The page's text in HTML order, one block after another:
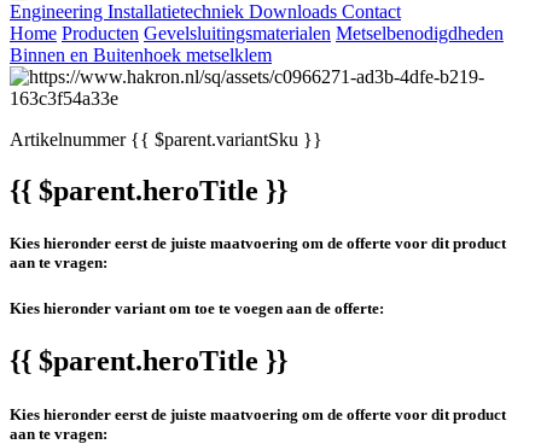
Engineering Installatietechniek Downloads Contact
Home Producten Gevelsluitingsmaterialen Metselbenodigdheden
Binnen en Buitenhoek metselklem
Artikelnummer{{ $parent.variantSku }}
{{ $parent.heroTitle }}
Kies hieronder eerst de juiste maatvoering om de offerte voor dit product
aan te vragen:
Kies hieronder variant om toe te voegen aan de offerte:
{{ $parent.heroTitle }}
Kies hieronder eerst de juiste maatvoering om de offerte voor dit product
aan te vragen: